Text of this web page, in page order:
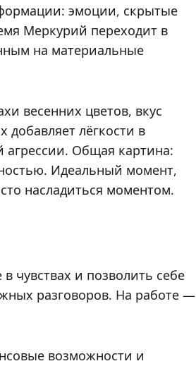
эмоции, скрытые
Меркурий переходит в
на материальные
весенних цветов, вкус
лёгкости в
Общая картина:
Идеальный момент,
насладиться моментом.
чувствах и позволить себе
разговоров. На работе —
возможности и